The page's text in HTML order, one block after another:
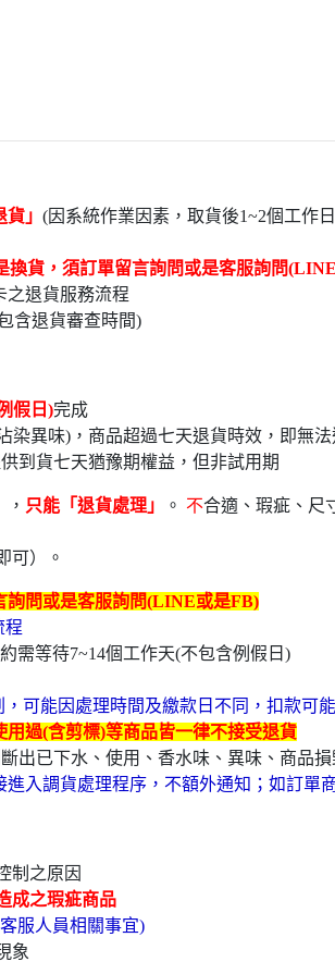
貨」 (因系統作業因素，取貨後1~2個工作
換貨，須訂單留言詢問或是客服詢問
之退貨服務流程
含退貨審查時間)
假日)完
異味)，商品超過七天退貨時效，即無法
貨七天猶豫期權益，但非試用期
， 只能「退貨處理」 。 不合適、瑕疵、尺
可）。
詢問或是客服詢問(LINE或是FB)
程
需等待7~14個工作天(不包含例假日)
可能因處理時間及繳款日不同，扣款可
用過(含剪標)等商品皆一律不接受退貨
出已下水、使用、香水味、異味、商品
進入調貨處理程序，不額外通知；如訂單
制之原因
成之瑕疵商品
服人員相關事宜)
象